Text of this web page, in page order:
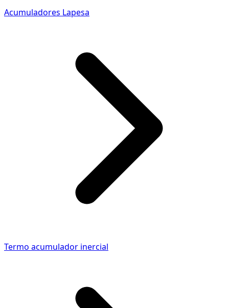
Acumuladores Lapesa
Termo acumulador inercial